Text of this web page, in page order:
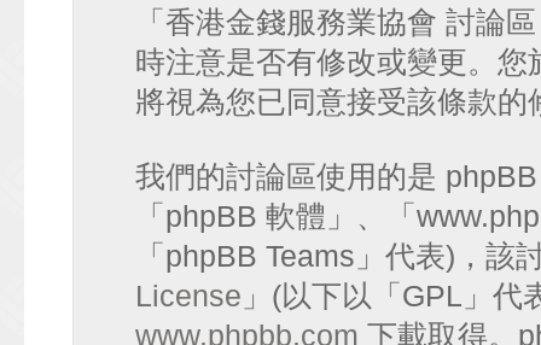
「香港金錢服務業協會 討論
時注意是否有修改或變更。
將視為您已同意接受該條款的
我們的討論區使用的是
「phpBB 軟體」、「
「phpBB Teams」代表)，該
License 」(以下以「GPL」代
www.phpbb.com 下載取得。